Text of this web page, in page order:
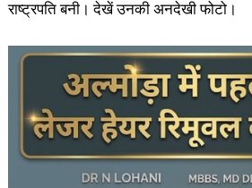
राष्ट्रपति बनी। देखें उनकी अनदेखी फोटो।